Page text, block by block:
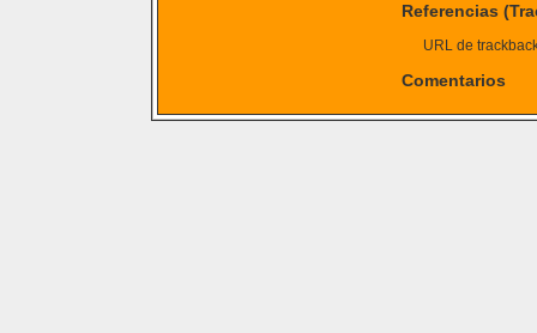
Referencias
URL de
Comentarios